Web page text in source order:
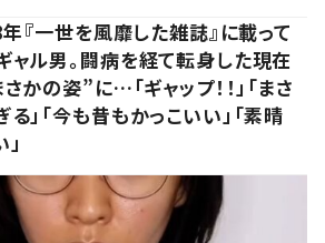
『一世を風靡した雑誌』に載って
ャル男。闘病を経て転身した現在
かの姿”に…「ギャップ！！」「まさ
る」「今も昔もかっこいい」「素晴